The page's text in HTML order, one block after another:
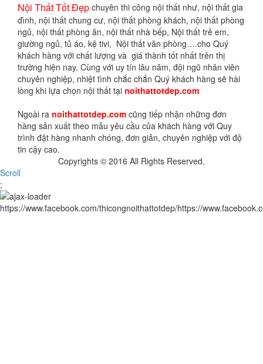
Nội Thất Tốt Đẹp chuyên thi công nội thất như, nội thất gia
đình, nội thất chung cư, nội thất phòng khách, nội thất phòng
ngủ, nội thất phòng ăn, nội thất nhà bếp, Nội thất trẻ em,
giường ngủ, tủ áo, kệ tivi, Nội thất văn phòng….cho Quý
khách hàng với chất lượng và giá thành tốt nhất trên thị
trường hiện nay. Cùng với uy tín lâu năm, đội ngũ nhân viên
chuyên nghiệp, nhiệt tình chắc chắn Quý khách hàng sẽ hài
lòng khi lựa chọn nội thất tại noithattotdep.com
Ngoài ra noithattotdep.com cũng tiếp nhận những đơn
hàng sản xuất theo mẫu yêu cầu của khách hàng với Quy
trình đặt hàng nhanh chóng, đơn giản, chuyên nghiệp với độ
tin cậy cao.
Copyrights © 2016 All Rights Reserved.
Scroll
;
https://www.facebook.com/thicongnoithattotdep/https://